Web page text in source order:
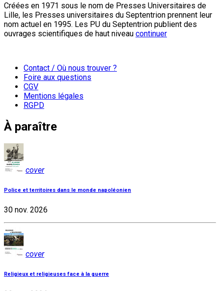
Créées en 1971 sous le nom de Presses Universitaires de
Lille, les Presses universitaires du Septentrion prennent leur
nom actuel en 1995. Les PU du Septentrion publient des
ouvrages scientifiques de haut niveau continuer
Contact / Où nous trouver ?
Foire aux questions
CGV
Mentions légales
RGPD
À paraître
cover
Police et territoires dans le monde napoléonien
30 nov. 2026
cover
Religieux et religieuses face à la guerre